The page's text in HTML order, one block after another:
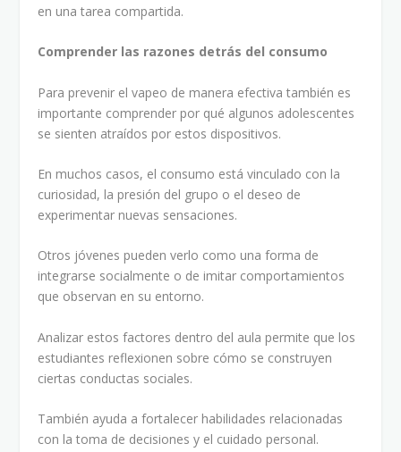
en una tarea compartida.
Comprender las razones detrás del consumo
Para prevenir el vapeo de manera efectiva también es
importante comprender por qué algunos adolescentes
se sienten atraídos por estos dispositivos.
En muchos casos, el consumo está vinculado con la
curiosidad, la presión del grupo o el deseo de
experimentar nuevas sensaciones.
Otros jóvenes pueden verlo como una forma de
integrarse socialmente o de imitar comportamientos
que observan en su entorno.
Analizar estos factores dentro del aula permite que los
estudiantes reflexionen sobre cómo se construyen
ciertas conductas sociales.
También ayuda a fortalecer habilidades relacionadas
con la toma de decisiones y el cuidado personal.